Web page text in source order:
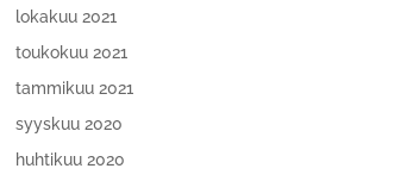
lokakuu 2021
toukokuu 2021
tammikuu 2021
syyskuu 2020
huhtikuu 2020